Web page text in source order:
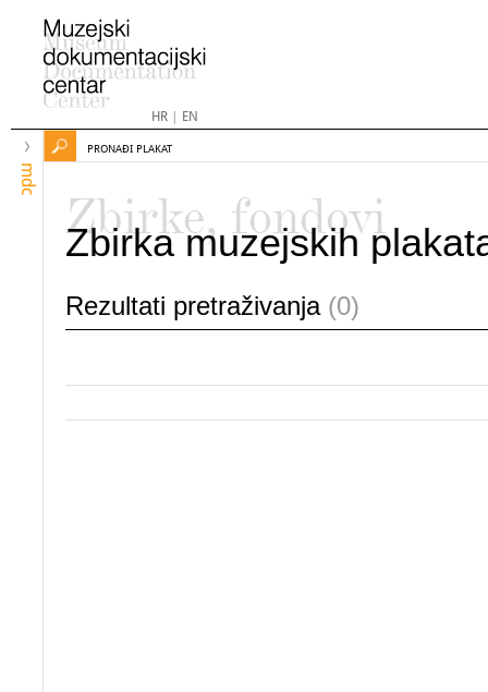
HR| EN
mdc
PRONAĐI PLAKAT
Zbirke, fondovi
Zbirka muzejskih
Rezultati pretraživanja (0)